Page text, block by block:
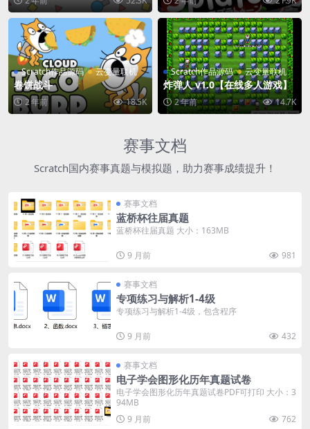
Scratch作品源码 云变量联机
卷饼战斗
2 年前 18.5K
Scratch作品源码 云变量联机
炸弹人 v1.0【在线多人游戏】
2 年前 14.7K
赛事文档
Scratch国内赛事真题与模拟题，助力赛事成绩提升！
赛事文档
蓝桥杯往届真题
蓝桥杯往届真题 大小：163MB
9 月前 981
赛事文档
专项练习与解析1-4级
专项练习与解析1-4级，包含程序
9 月前 432
赛事文档
电子学会图形化历年真题试卷
电子学会图形化历年真题试卷PDF可打印 大小：3
94MB
9 月前
762